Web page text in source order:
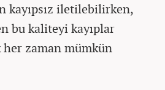
iletilebilirken,
bu kaliteyi kayıplar
zaman mümkün